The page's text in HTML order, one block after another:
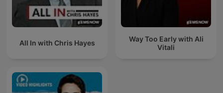
All In with Chris Hayes
Way Too Early with Ali
Vitali